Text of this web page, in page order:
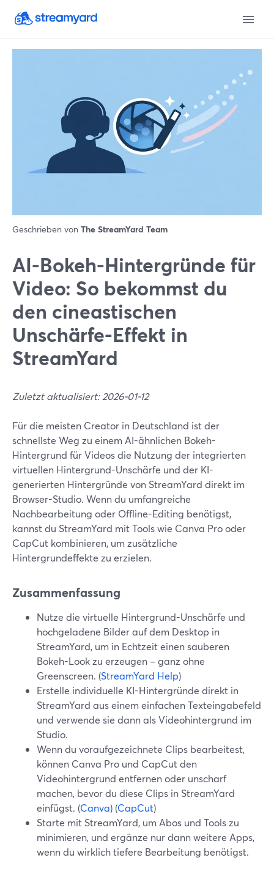
Geschrieben von The StreamYard Team
AI-Bokeh-Hintergründe für
Video: So bekommst du
den cineastischen
Unschärfe-Effekt in
StreamYard
Zuletzt aktualisiert: 2026-01-12
Für die meisten Creator in Deutschland ist der
schnellste Weg zu einem AI-ähnlichen Bokeh-
Hintergrund für Videos die Nutzung der integrierten
virtuellen Hintergrund-Unschärfe und der KI-
generierten Hintergründe von StreamYard direkt im
Browser-Studio. Wenn du umfangreiche
Nachbearbeitung oder Offline-Editing benötigst,
kannst du StreamYard mit Tools wie Canva Pro oder
CapCut kombinieren, um zusätzliche
Hintergrundeffekte zu erzielen.
Zusammenfassung
Nutze die virtuelle Hintergrund-Unschärfe und
hochgeladene Bilder auf dem Desktop in
StreamYard, um in Echtzeit einen sauberen
Bokeh-Look zu erzeugen – ganz ohne
Greenscreen. (StreamYard Help)
Erstelle individuelle KI-Hintergründe direkt in
StreamYard aus einem einfachen Texteingabefeld
und verwende sie dann als Videohintergrund im
Studio.
Wenn du voraufgezeichnete Clips bearbeitest,
können Canva Pro und CapCut den
Videohintergrund entfernen oder unscharf
machen, bevor du diese Clips in StreamYard
einfügst. (Canva) (CapCut)
Starte mit StreamYard, um Abos und Tools zu
minimieren, und ergänze nur dann weitere Apps,
wenn du wirklich tiefere Bearbeitung benötigst.